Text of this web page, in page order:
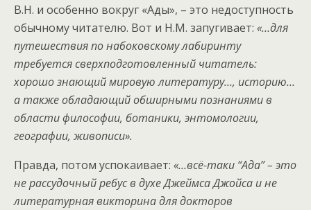
В.Н. и особенно вокруг «Ады», – это недоступность
обычному читателю. Вот и Н.М. запугивает: «…для
путешествия по набоковскому лабиринту
требуется сверхподготовленный читатель:
хорошо знающий мировую литературу…, историю…
а также обладающий обширными познаниями в
области философии, ботаники, энтомологии,
географии, живописи».
Правда, потом успокаивает: «…всё-таки “Ада” – это
не рассудочный ребус в духе Джеймса Джойса и не
литературная викторина для докторов